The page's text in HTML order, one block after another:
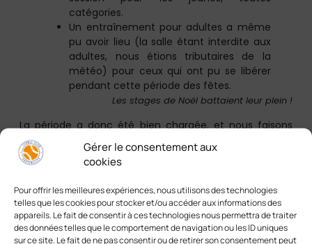
Gérer le consentement aux
cookies
Pour offrir les meilleures expériences, nous utilisons des technologies
telles que les cookies pour stocker et/ou accéder aux informations des
appareils. Le fait de consentir à ces technologies nous permettra de traiter
des données telles que le comportement de navigation ou les ID uniques
sur ce site. Le fait de ne pas consentir ou de retirer son consentement peut
catégories.
Un entraînement pour adultes a même
pu avoir lieu (la salle étant interdite aux
adultes, nous étions tributaires de la
météo) pour ceux qui ont pu se libérer
pendant cette période des fêtes.
Les stages de Noël battaient leur plein !
La période a donc été bien chargée, et nous faisons
tout notre possible pour continuer dans cette voie !
Le planning des semaines qui suivent est en cours de
permettraient aussi bien aux jeunes qu’aux adultes de
pouvoir s’adonner au tennis !
En espérant vous revoir très vite sur les courts,